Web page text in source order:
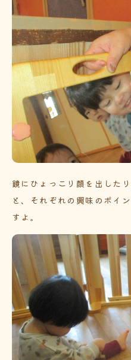
鏡にひょっこり顔を出した
と、それぞれの興味のポイ
すよ。